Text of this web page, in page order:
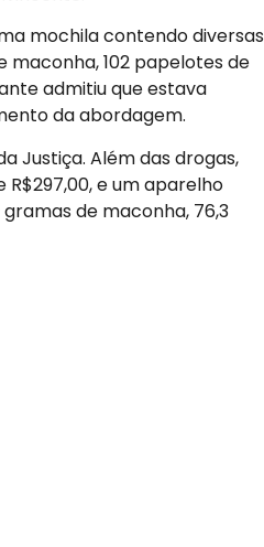
mochila contendo diversas
maconha, 102 papelotes de
admitiu que estava
da abordagem.
Justiça. Além das drogas,
e um aparelho
de maconha, 76,3